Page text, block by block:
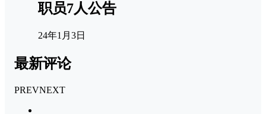
职员7人公告
24年1月3日
最新评论
PREVNEXT